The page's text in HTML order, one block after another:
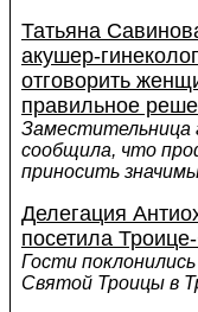
Татьяна
акушер-
отговорить
правильное
Заместительница
сообщила, что
приносить
Делегация
посетила
Гости
Святой Троицы в